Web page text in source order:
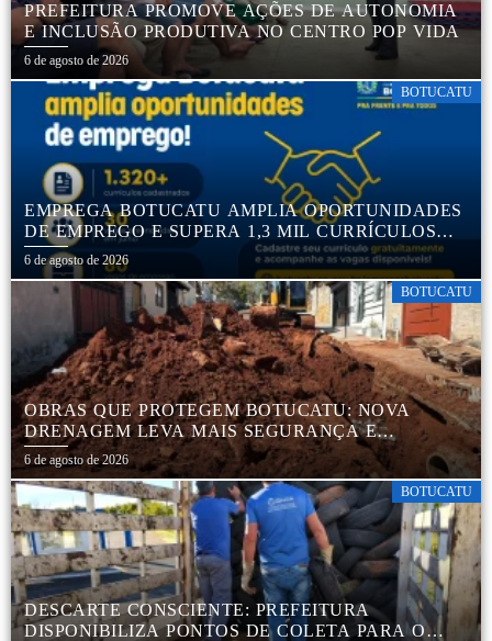
PREFEITURA PROMOVE AÇÕES DE AUTONOMIA
E INCLUSÃO PRODUTIVA NO CENTRO POP VIDA
6 de agosto de 2026
BOTUCATU
EMPREGA BOTUCATU AMPLIA OPORTUNIDADES
DE EMPREGO E SUPERA 1,3 MIL CURRÍCULOS
CADASTRADOS
6 de agosto de 2026
BOTUCATU
OBRAS QUE PROTEGEM BOTUCATU: NOVA
DRENAGEM LEVA MAIS SEGURANÇA E
TRANQUILIDADE AOS MORADORES DA COHAB
5
6 de agosto de 2026
BOTUCATU
DESCARTE CONSCIENTE: PREFEITURA
DISPONIBILIZA PONTOS DE COLETA PARA O